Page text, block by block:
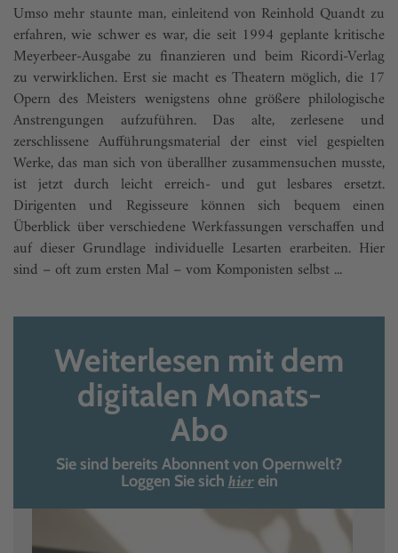
Umso mehr staunte man, einleitend von Reinhold Quandt zu
erfahren, wie schwer es war, die seit 1994 geplante kritische
Meyerbeer-Ausgabe zu finanzieren und beim Ricordi-Verlag
zu verwirklichen. Erst sie macht es Theatern möglich, die 17
Opern des Meisters wenigstens ohne größere philologische
Anstrengungen aufzuführen. Das alte, zerlesene und
zerschlissene Aufführungsmaterial der einst viel gespielten
Werke, das man sich von überallher zusammensuchen musste,
ist jetzt durch leicht erreich- und gut lesbares ersetzt.
Dirigenten und Regisseure können sich bequem einen
Überblick über verschiedene Werkfassungen verschaffen und
auf dieser Grundlage individuelle Lesarten erarbeiten. Hier
sind – oft zum ersten Mal – vom Komponisten selbst ...
Weiterlesen mit dem
digitalen Monats-
Abo
Sie sind bereits Abonnent von Opernwelt?
Loggen Sie sich hierein